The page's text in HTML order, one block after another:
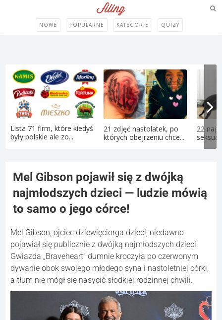
NOWE POPULARNE KATEGORIE QUIZY
Lista 71 firm, które kiedyś
były polskie ale zo...
21 zdjęć nastolatek, po
których obejrzeniu chce...
22
Mel Gibson pojawił się z dwójką
najmłodszych dzieci — ludzie mówią
to samo o jego córce!
Mel Gibson, ojciec dziewięciorga dzieci, niedawno
pojawiał się publicznie z dwójką najmłodszych dzieci.
Gwiazda „Braveheart” dumnie kroczyła po czerwonym
dywanie obok swojego młodego syna i nastoletniej córki,
a tłum nie mógł się nasycić słodkiej rodzinnej chwili.